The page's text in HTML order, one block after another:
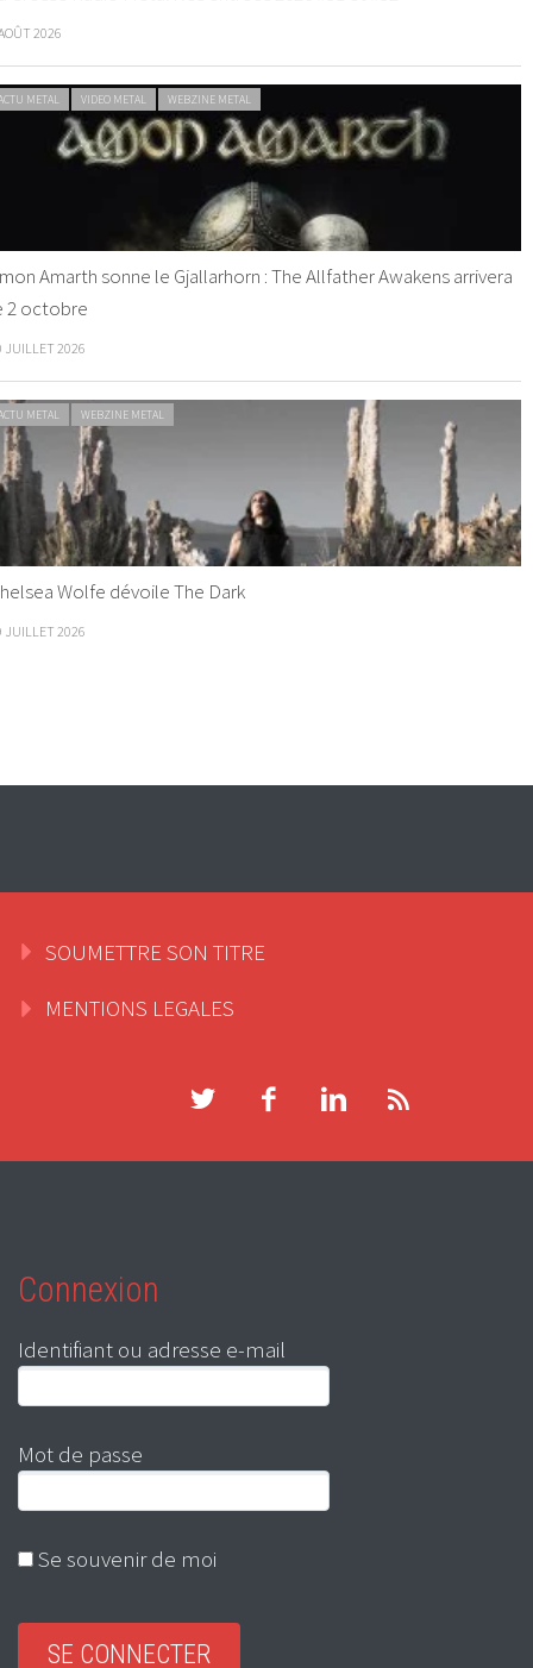
2026
METAL VIDEO METAL WEBZINE METAL
Amarth sonne le Gjallarhorn : The Allfather Awakens arrivera
2 octobre
JUILLET 2026
METAL WEBZINE METAL
Wolfe dévoile The Dark
JUILLET 2026
SOUMETTRE SON TITRE
MENTIONS LEGALES
Connexion
Identifiant ou adresse e-mail
Mot de passe
Se souvenir de moi